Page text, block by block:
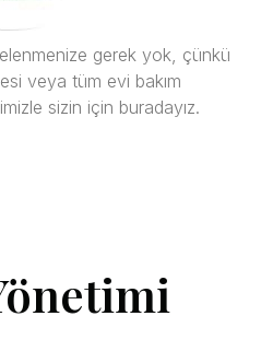
gerek yok, çünkü
veya tüm evi bakım
sizin için buradayız.